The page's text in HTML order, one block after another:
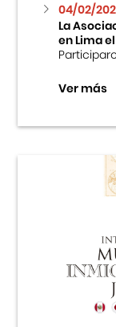
04/02/
La
en Lima
Ver más